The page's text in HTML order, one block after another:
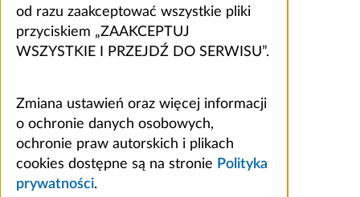
od razu zaakceptować wszystkie pliki
przyciskiem „ZAAKCEPTUJ
WSZYSTKIE I PRZEJDŹ DO SERWISU”.
Zmiana ustawień oraz więcej informacji
o ochronie danych osobowych,
ochronie praw autorskich i plikach
cookies dostępne są na stronie Polityka
prywatności.